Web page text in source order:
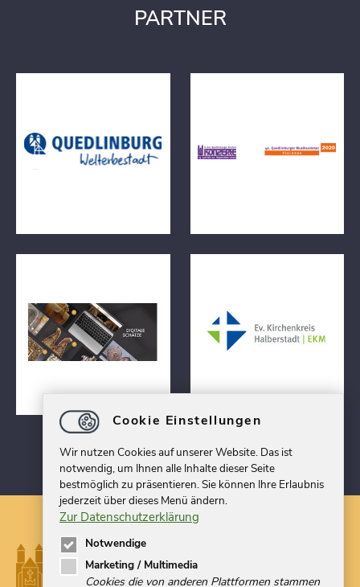
PARTNER
Digitale Schätze Mediathek
Wir sind im wunderschönen
Cookie Einstellungen
Wir nutzen Cookies auf unserer Website. Das ist
notwendig, um Ihnen alle Inhalte dieser Seite
bestmöglich zu präsentieren. Sie können Ihre Erlaubnis
jederzeit über dieses Menü ändern.
Zur Datenschutzerklärung
Notwendige
Marketing / Multimedia
Cookies die von anderen Plattformen stammen